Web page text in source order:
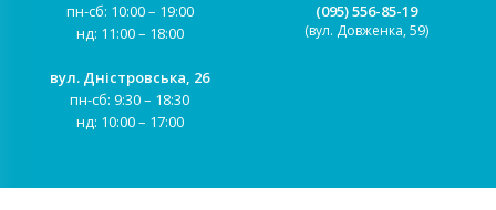
пн-сб: 10:00 – 19:00
нд: 11:00 – 18:00
вул. Дністровська, 26
пн-сб: 9:30 – 18:30
нд: 10:00 – 17:00
(095) 556-85-19
(вул. Довженка, 59)